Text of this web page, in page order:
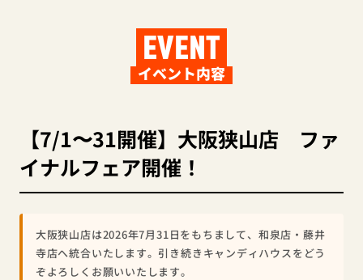
EVENT
イベント内容
【7/1〜31開催】大阪狭山店 ファ
イナルフェア開催！
大阪狭山店は2026年7月31日をもちまして、和泉店・藤井
寺店へ統合いたします。引き続きキャンディハウスをどう
ぞよろしくお願いいたします。